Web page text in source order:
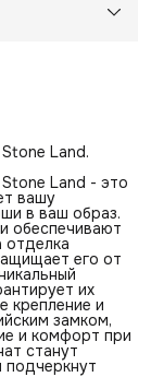
Land.
Land - это
вашу
в ваш образ.
обеспечивают
отделка
его от
их
крепление и
замком,
и комфорт при
станут